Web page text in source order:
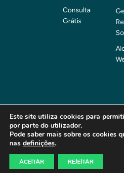
Consulta
Grátis
© 2026 . nquare – Consultoria
reservados.
Termos e CondiçõesPolítica de
Este site utiliza cookies para
por parte do utilizador.
Pode saber mais sobre os cookies
nas definições.
ACEITAR REJEITAR